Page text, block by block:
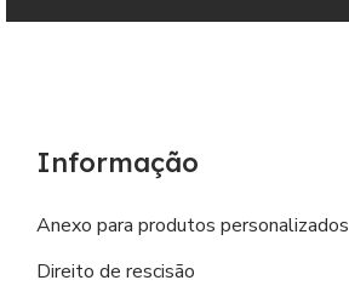
Informação
Anexo para produtos personalizados
Direito de rescisão